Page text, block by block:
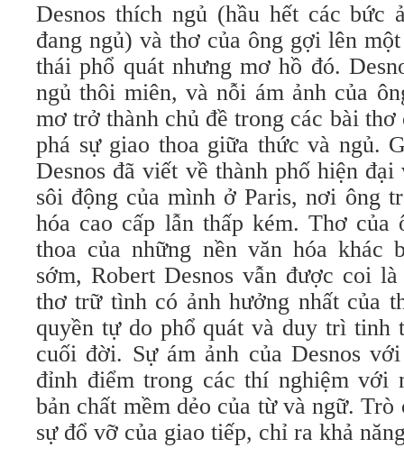
Desnos thích ngủ (hầu hết các bức
đang ngủ) và thơ của ông gợi lên
thái phổ quát nhưng mơ hồ đó.
ngủ thôi miên, và nỗi ám ảnh của
mơ trở thành chủ đề trong các bài
phá sự giao thoa giữa thức và ngủ.
Desnos đã viết về thành phố hiện
sôi động của mình ở Paris, nơi ông
hóa cao cấp lẫn thấp kém. Thơ của
thoa của những nền văn hóa khác
sớm, Robert Desnos vẫn được coi
thơ trữ tình có ảnh hưởng nhất của
quyền tự do phổ quát và duy trì tinh
cuối đời. Sự ám ảnh của Desnos
đỉnh điểm trong các thí nghiệm với
bản chất mềm dẻo của từ và ngữ.
sự đổ vỡ của giao tiếp, chỉ ra khả